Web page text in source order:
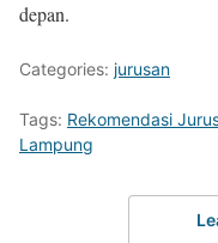
depan.
Categories: jurusan
Tags: Rekomendasi
Lampung